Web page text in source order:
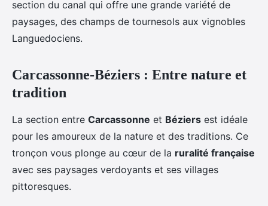
section du canal qui offre une grande variété de
paysages, des champs de tournesols aux vignobles
Languedociens.
Carcassonne-Béziers : Entre nature et
tradition
La section entre Carcassonne et Béziers est idéale
pour les amoureux de la nature et des traditions. Ce
tronçon vous plonge au cœur de la ruralité française
avec ses paysages verdoyants et ses villages
pittoresques.